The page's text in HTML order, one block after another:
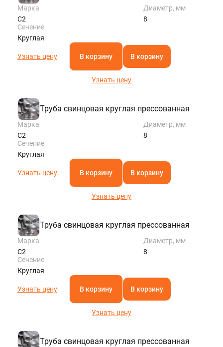
Марка
С2
Диаметр, мм
8
Сечение
Круглая
Узнать цену В корзину В корзину
Узнать цену
Труба свинцовая круглая прессованная
Марка
С2
Диаметр, мм
8
Сечение
Круглая
Узнать цену В корзину В корзину
Узнать цену
Труба свинцовая круглая прессованная
Марка
С2
Диаметр, мм
8
Сечение
Круглая
Узнать цену В корзину В корзину
Узнать цену
Труба свинцовая круглая прессованная